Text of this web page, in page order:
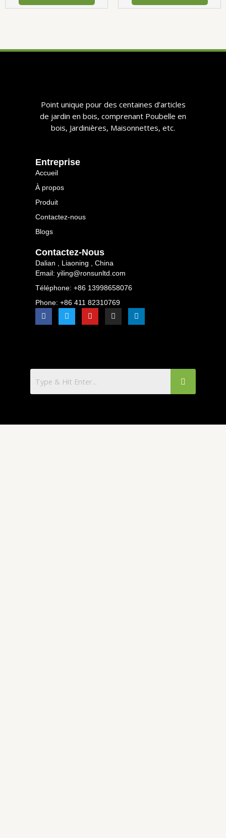
​​Point unique pour des centaines d’articles
de jardin en bois, comprenant Poubelle en
bois, Jardinières, Maisonnettes, etc.​​
​​entreprise​​
Accueil
À propos
Produit
Contactez-nous
Blogs
Contactez-Nous
Dalian , Liaoning , China
Email: yiling@ronsunltd.com
Téléphone: +86 13998658076
Phone: +86 411 82310769
F
a
c
T
w
i
Y
o
u
I
n
s
m
L
i
n